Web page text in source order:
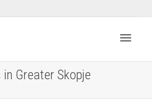
Greater Skopje